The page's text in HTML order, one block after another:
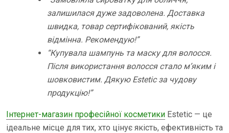
залишилася дуже задоволена. Доставка
швидка, товар сертифікований, якість
відмінна. Рекомендую!”
“Купувала шампунь та маску для волосся.
Після використання волосся стало м’яким і
шовковистим. Дякую Estetic за чудову
продукцію!”
Інтернет-магазин професійної косметики Estetic — це
ідеальне місце для тих, хто цінує якість, ефективність та